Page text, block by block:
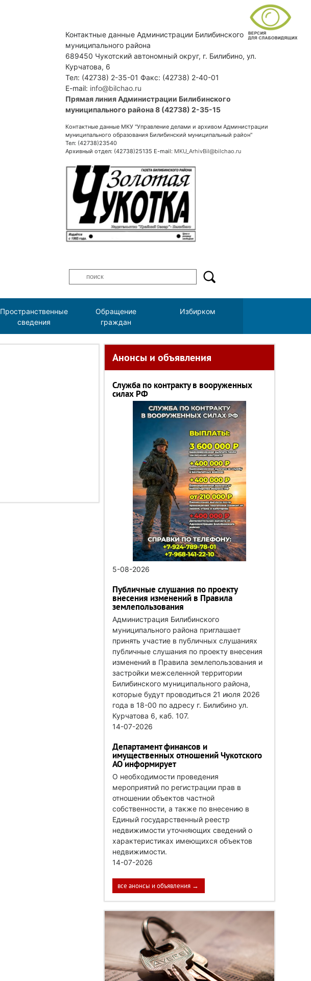
Контактные данные Администрации Билибинского
муниципального района
689450 Чукотский автономный округ, г. Билибино, ул.
Курчатова, 6
Тел: (42738) 2-35-01 Факс: (42738) 2-40-01
E-mail: info@bilchao.ru
Прямая линия Администрации Билибинского
муниципального района 8 (42738) 2-35-15
Контактные данные МКУ "Управление делами и архивом Администрации
муниципального образования Билибинский муниципальный район"
Тел: (42738)23540
Архивный отдел: (42738)25135 E-mail: MKU_ArhivBil@bilchao.ru
Пространственные
сведения
Обращение
граждан
Избирком
Анонсы и объявления
Служба по контракту в вооруженных
силах РФ
5-08-2026
Публичные слушания по проекту
внесения изменений в Правила
землепользования
Администрация Билибинского
муниципального района приглашает
принять участие в публичных слушаниях
публичные слушания по проекту внесения
изменений в Правила землепользования и
застройки межселенной территории
Билибинского муниципального района,
которые будут проводиться 21 июля 2026
года в 18-00 по адресу г. Билибино ул.
Курчатова 6, каб. 107.
14-07-2026
Департамент финансов и
имущественных отношений Чукотского
АО информирует
О необходимости проведения
мероприятий по регистрации прав в
отношении объектов частной
собственности, а также по внесению в
Единый государственный реестр
недвижимости уточняющих сведений о
характеристиках имеющихся объектов
недвижимости.
14-07-2026
все анонсы и объявления →